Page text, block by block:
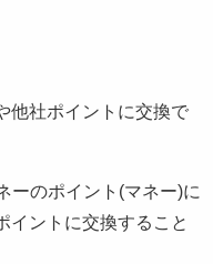
他社ポイントに交換で
ーのポイント(マネー)に
イントに交換すること